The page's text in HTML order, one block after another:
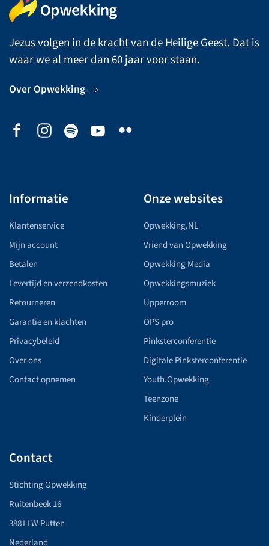
Jezus volgen in de kracht van de Heilige Geest. Dat is
waar we al meer dan 60 jaar voor staan.
Over Opwekking
Informatie
Klantenservice
Mijn account
Betalen
Levertijd en verzendkosten
Retourneren
Garantie en klachten
Privacybeleid
Over ons
Contact opnemen
Onze websites
Opwekking.NL
Vriend van Opwekking
Opwekking Media
Opwekkingsmuziek
Upperroom
OPS pro
Pinksterconferentie
Digitale Pinksterconferentie
Youth.Opwekking
Teenzone
Kinderplein
Contact
Stichting Opwekking
Ruitenbeek 16
3881 LW Putten
Nederland